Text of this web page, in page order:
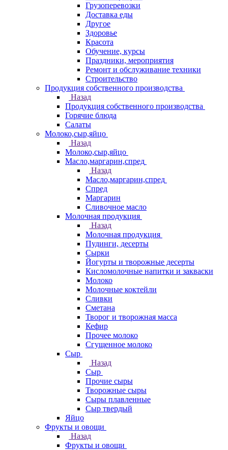
Грузоперевозки
Доставка еды
Другое
Здоровье
Красота
Обучение, курсы
Праздники, мероприятия
Ремонт и обслуживание техники
Строительство
Продукция собственного производства
Назад
Продукция собственного производства
Горячие блюда
Салаты
Молоко,сыр,яйцо
Назад
Молоко,сыр,яйцо
Масло,маргарин,спред
Назад
Масло,маргарин,спред
Спред
Маргарин
Сливочное масло
Молочная продукция
Назад
Молочная продукция
Пудинги, десерты
Сырки
Йогурты и творожные десерты
Кисломолочные напитки и закваски
Молоко
Молочные коктейли
Сливки
Сметана
Творог и творожная масса
Кефир
Прочее молоко
Сгущенное молоко
Сыр
Назад
Сыр
Прочие сыры
Творожные сыры
Сыры плавленные
Сыр твердый
Яйцо
Фрукты и овощи
Назад
Фрукты и овощи